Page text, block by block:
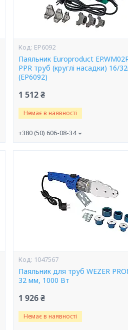
EP6092
Паяльник Europroduct
PPR труб (круглі насадки) 16/
(EP6092)
1 512 ₴
Немає в наявності
+380 (50) 606-08-34
1047567
Паяльник для труб WEZER
32 мм, 1000 Вт
1 926 ₴
Немає в наявності